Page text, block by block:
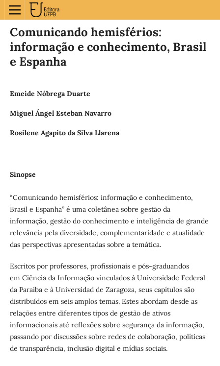
Comunicando hemisférios:
informação e conhecimento, Brasil
e Espanha
Emeide Nóbrega Duarte
Miguel Ángel Esteban Navarro
Rosilene Agapito da Silva Llarena
Sinopse
“Comunicando hemisférios: informação e conhecimento,
Brasil e Espanha” é uma coletânea sobre gestão da
informação, gestão do conhecimento e inteligência de grande
relevância pela diversidade, complementaridade e atualidade
das perspectivas apresentadas sobre a temática.
Escritos por professores, profissionais e pós-graduandos
em Ciência da Informação vinculados à Universidade Federal
da Paraíba e à Universidad de Zaragoza, seus capítulos são
distribuídos em seis amplos temas. Estes abordam desde as
relações entre diferentes tipos de gestão de ativos
informacionais até reflexões sobre segurança da informação,
passando por discussões sobre redes de colaboração, políticas
de transparência, inclusão digital e mídias sociais.